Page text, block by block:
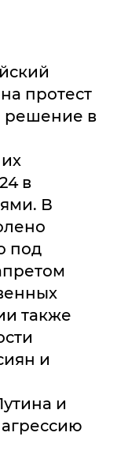
протест
решение в
в
В
под
также
и
и